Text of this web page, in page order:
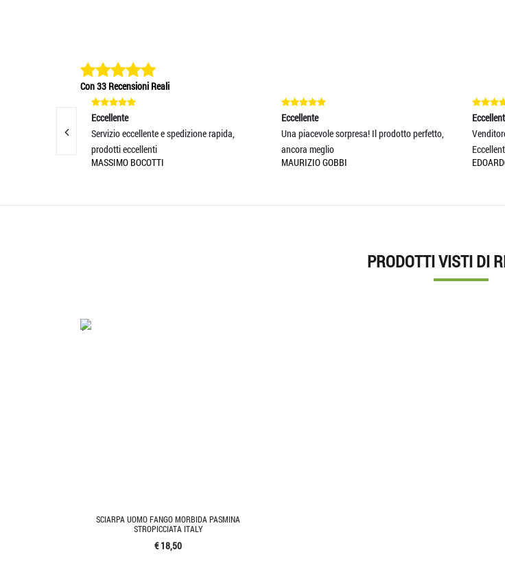
Con 33 Recensioni Reali
Eccellente
Servizio eccellente e spedizione rapida,
prodotti eccellenti
MASSIMO BOCOTTI
Eccellente
Una piacevole sorpresa! Il prodotto perfetto,
ancora meglio
MAURIZIO GOBBI
PRODOTTI VISTI DI
'.'
SCIARPA UOMO FANGO MORBIDA PASMINA
STROPICCIATA ITALY
€ 18,50